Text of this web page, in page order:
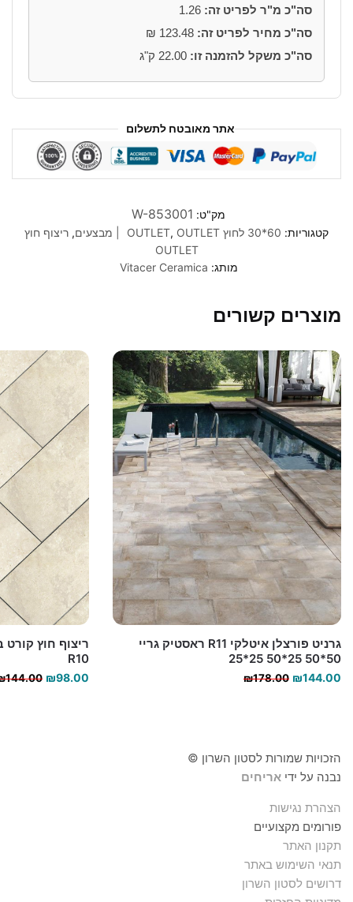
גריי
60*30
סה"כ מ"ר לפריט זה: 1.26
סה"כ מחיר לפריט זה: 123.48
₪
סה"כ משקל להזמנה זו: 22.00 ק"ג
אתר מאובטח לתשלום
מק"ט: W-853001
קטגוריות: 60*30 לחוץ OUTLET , OUTLET | מבצעים , ריצוף חוץ
OUTLET
מותג: Vitacer Ceramica
מוצרים קשורים
גרניט פורצלן איטלקי R11 ראסטיק גריי
50*50 25*50 25*25
₪178.00 ₪144.00
R10
144.00 ₪98.00
הזכויות שמורות לסטון השרון ©
נבנה על ידי אריחים
הצהרת נגישות
פורומים מקצועיים
תקנון האתר
תנאי השימוש באתר
דרושים לסטון השרון